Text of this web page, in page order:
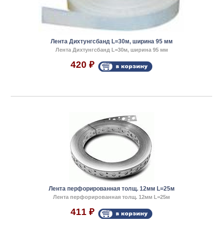
Лента Дихтунгсбанд L=30м, ширина 95 мм
Лента Дихтунгсбанд L=30м, ширина 95 мм
420 ₽
Лента перфорированная толщ. 12мм L=25м
Лента перфорированная толщ. 12мм L=25м
411 ₽